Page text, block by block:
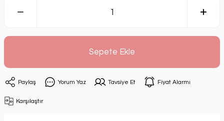
Sepete Ekle
Paylaş Yorum Yaz Tavsiye Et Fiyat Alarmı
Karşılaştır